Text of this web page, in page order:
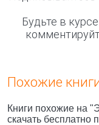
Будьте в
Похожие
Книги похожие на
скачать бесплатно